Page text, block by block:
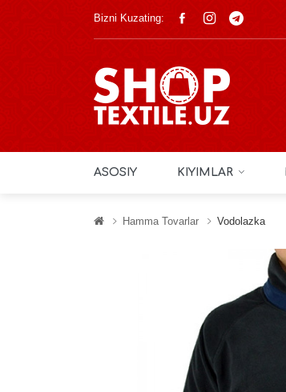
Bizni Kuzating:
ASOSIY KIYIMLAR
Hamma Tovarlar Vodolazka